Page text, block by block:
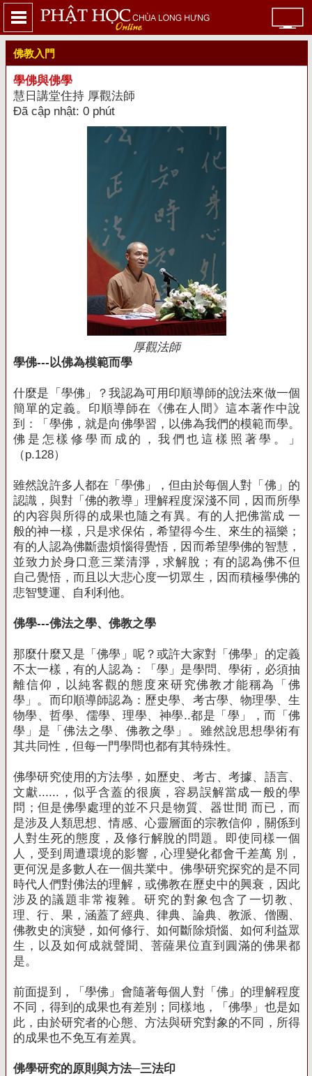
佛教入門
學佛與佛學
慧日講堂住持 厚觀法師
Đã cập nhật: 0 phút
厚觀法師
學佛---以佛為模範而學
什麼是「學佛」？我認為可用印順導師的說法來做一個
簡單的定義。印順導師在《佛在人間》這本著作中說
到：「學佛，就是向佛學習，以佛為我們的模範而學。
佛是怎樣修學而成的，我們也這樣照著學。」
（p.128）
雖然說許多人都在「學佛」，但由於每個人對「佛」的
認識，與對「佛的教導」理解程度深淺不同，因而所學
的內容與所得的成果也隨之有異。有的人把佛當成 一
般的神一樣，只是求保佑，希望得今生、來生的福樂；
有的人認為佛斷盡煩惱得覺悟，因而希望學佛的智慧，
並致力於身口意三業清淨，求解脫；有的認為佛不但
自己覺悟，而且以大悲心度一切眾生，因而積極學佛的
悲智雙運、自利利他。
佛學---佛法之學、佛教之學
那麼什麼又是「佛學」呢？或許大家對「佛學」的定義
不太一樣，有的人認為：「學」是學問、學術，必須抽
離信仰，以純客觀的態度來研究佛教才能稱為「佛
學」。而印順導師認為：歷史學、考古學、物理學、生
物學、哲學、儒學、理學、神學..都是「學」，而「佛
學」是「佛法之學、佛教之學」。雖然說思想學術有
其共同性，但每一門學問也都有其特殊性。
佛學研究使用的方法學，如歷史、考古、考據、語言、
文獻......，似乎含蓋的很廣，容易誤解當成一般的學
問；但是佛學處理的並不只是物質、器世間 而已，而
是涉及人類思想、情感、心靈層面的宗教信仰，關係到
人對生死的態度，及修行解脫的問題。即使同樣一個
人，受到周遭環境的影響，心理變化都會千差萬 別，
更何況是多數人在一個共業中。佛學研究探究的是不同
時代人們對佛法的理解，或佛教在歷史中的興衰，因此
涉及的議題非常複雜。研究的對象包含了一切教、
理、行、果，涵蓋了經典、律典、論典、教派、僧團、
佛教史的演變，如何修行、如何斷除煩惱、如何利益眾
生，以及如何成就聲聞、菩薩果位直到圓滿的佛果都
是。
前面提到，「學佛」會隨著每個人對「佛」的理解程度
不同，得到的成果也有差別；同樣地，「佛學」也是如
此，由於研究者的心態、方法與研究對象的不同，所得
的成果也不免互有差異。
佛學研究的原則與方法─三法印